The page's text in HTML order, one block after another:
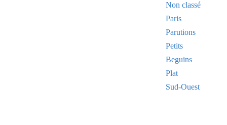
Non classé
Paris
Parutions
Petits
Beguins
Plat
Sud-Ouest